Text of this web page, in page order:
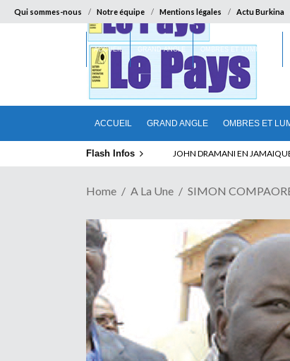
Qui sommes-nous Notre équipe Mentions légales Actu Burkina
ACCUEIL GRAND ANGLE OMBRES ET
ACCUEIL GRAND ANGLE OMBRES ET LUMIÈRES
Flash Infos JOHN DRAMANI EN
ELECTION DE TALON A LA
Home A La Une SIMON